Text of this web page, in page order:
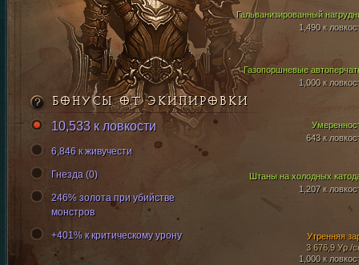
Гальванизированный
1,490 к
Газопоршневые
1,000 к
Штаны на холодных
1,207 к
Утренняя
3 676,9 Ур./
1,000 к
643 к
БОНУСЫ ОТ ЭКИПИРОВКИ
10,533 к ловкости
6,846 к живучести
Гнезда (0)
246% золота при убийстве
монстров
+401% к критическому урону